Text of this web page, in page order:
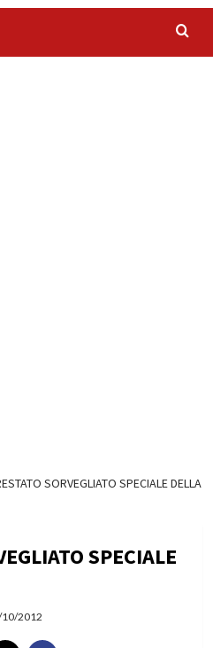
SORVEGLIATO SPECIALE DELLA
SPECIALE
2012